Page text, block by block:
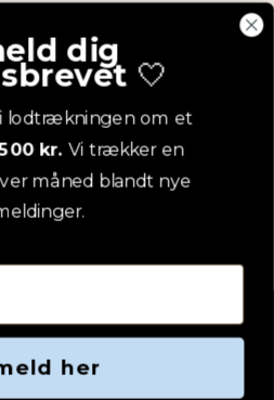
dig
🤍
lodtrækningen om et
kr. Vi trækker en
måned blandt nye
her